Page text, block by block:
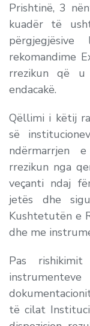
Prishtinë, 3
kuadër të
rekomandime
rrezikun që u
endacakë.
Qëllimi i këtij
së
ndërmarrjen
rrezikun nga
veçanti ndaj
jetës dhe
Kushtetutën e
dhe me
Pas
të cilat